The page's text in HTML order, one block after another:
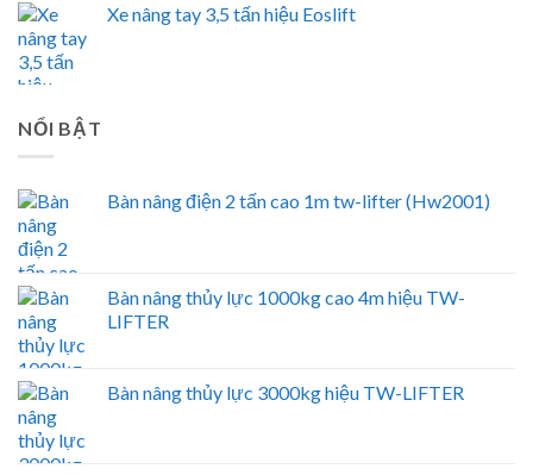
Xe nâng tay 3,5 tấn hiệu Eoslift
NỔI BẬT
Bàn nâng điện 2 tấn cao 1m tw-lifter (Hw2001)
Bàn nâng thủy lực 1000kg cao 4m hiệu TW-
LIFTER
Bàn nâng thủy lực 3000kg hiệu TW-LIFTER